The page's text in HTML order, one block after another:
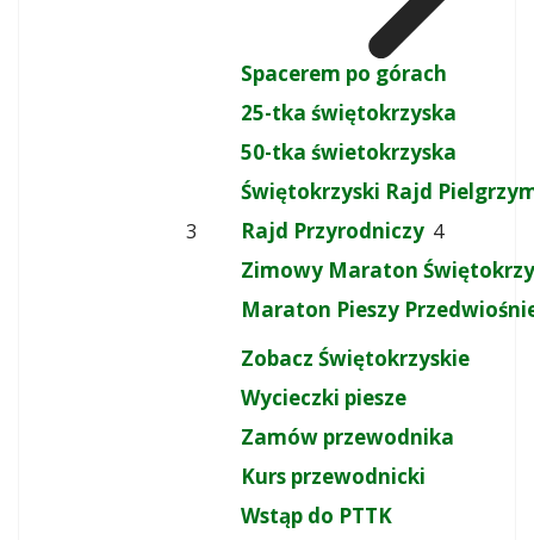
Spacerem po górach
25-tka świętokrzyska
50-tka świetokrzyska
Świętokrzyski Rajd
Rajd Przyrodniczy
Zimowy Maraton
Maraton Pieszy
Zobacz Świętokrzyskie
Wycieczki piesze
Zamów przewodnika
Kurs przewodnicki
Wstąp do PTTK
3 4